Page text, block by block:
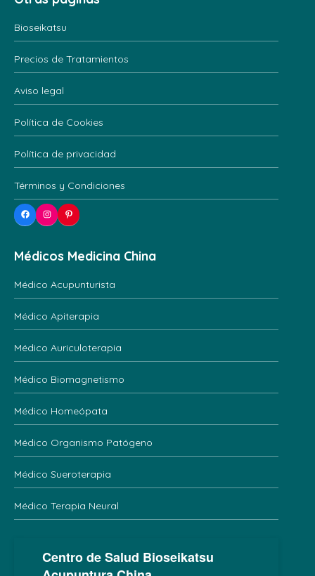
Bioseikatsu
Precios de Tratamientos
Aviso legal
Política de Cookies
Política de privacidad
Términos y Condiciones
Facebook Instagram Pinterest
Médicos Medicina China
Médico Acupunturista
Médico Apiterapia
Médico Auriculoterapia
Médico Biomagnetismo
Médico Homeópata
Médico Organismo Patógeno
Médico Sueroterapia
Médico Terapia Neural
Centro de Salud Bioseikatsu